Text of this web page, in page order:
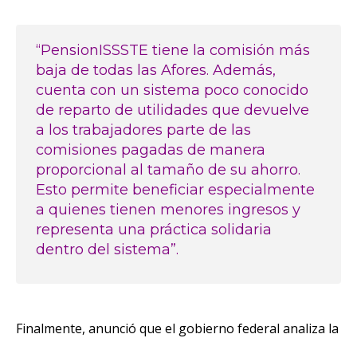
“PensionISSSTE tiene la comisión más
baja de todas las Afores. Además,
cuenta con un sistema poco conocido
de reparto de utilidades que devuelve
a los trabajadores parte de las
comisiones pagadas de manera
proporcional al tamaño de su ahorro.
Esto permite beneficiar especialmente
a quienes tienen menores ingresos y
representa una práctica solidaria
dentro del sistema”.
Finalmente, anunció que el gobierno federal analiza la